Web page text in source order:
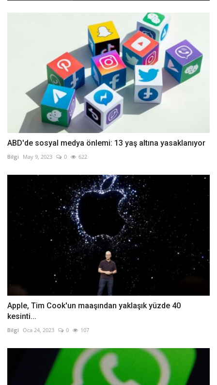
ABD'de sosyal medya önlemi: 13 yaş altına yasaklanıyor
Bilgi May 9, 2023 0 622
Apple, Tim Cook'un maaşından yaklaşık yüzde 40
kesinti...
Bilgi Oca 24, 2023 0 107